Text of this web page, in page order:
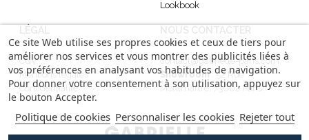
Lookbook
CGV
Mentions légales
Confidentialité
contact@gabrielle-paris.com
Showroom: 52 Rue
Montmartre, 75002 Paris
Ce site Web utilise ses propres cookies et ceux de tiers pour
améliorer nos services et vous montrer des publicités liées à
vos préférences en analysant vos habitudes de navigation.
Pour donner votre consentement à son utilisation, appuyez sur
le bouton Accepter.
Politique de cookies Personnaliser les cookies Rejeter tout